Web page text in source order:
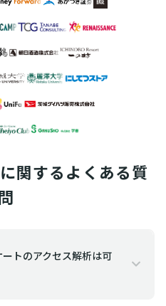
関するよくある質
トのアクセス解析は可